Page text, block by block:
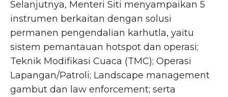
Selanjutnya, Menteri Siti menyampaikan 5
instrumen berkaitan dengan solusi
permanen pengendalian karhutla, yaitu
sistem pemantauan hotspot dan operasi;
Teknik Modifikasi Cuaca (TMC); Operasi
Lapangan/Patroli; Landscape management
gambut dan law enforcement; serta